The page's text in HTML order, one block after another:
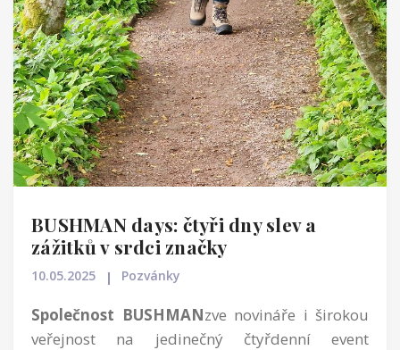
BUSHMAN days: čtyři dny slev a
zážitků v srdci značky
10.05.2025 Pozvánky
Společnost BUSHMANzve novináře i širokou
veřejnost na jedinečný čtyřdenní event